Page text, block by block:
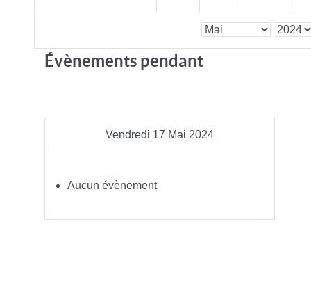
Évènements pendant
Vendredi 17 Mai 2024
Aucun évènement